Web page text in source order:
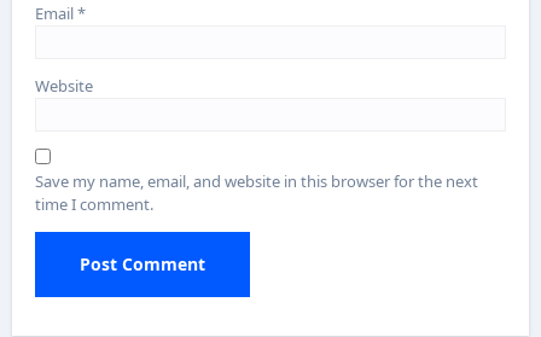
Email*
Website
Save my name, email, and website in this browser for the next
time I comment.